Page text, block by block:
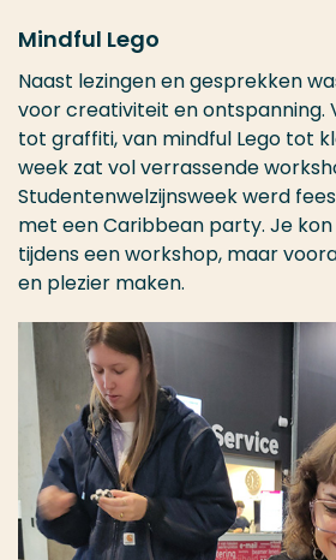
Mindful Lego
Naast lezingen en gesprekken
voor creativiteit en ontspanning.
tot graffiti, van mindful Lego tot
week zat vol verrassende
Studentenwelzijnsweek werd
met een Caribbean party. Je
tijdens een workshop, maar
en plezier maken.